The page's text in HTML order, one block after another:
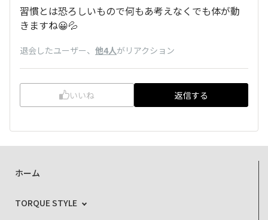
習慣とは恐ろしいもので何もあ考えなくでも体が動
きますね😀💦
退会したユーザー、 他4人がリアクション
いいね 返信する
ホーム
TORQUE STYLE